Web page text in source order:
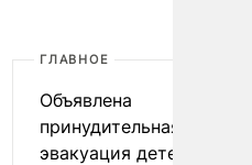
ГЛАВНОЕ
Объявлена
принудительная
эвакуация детей в